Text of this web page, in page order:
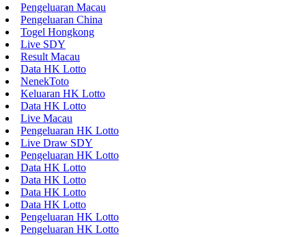
Pengeluaran Macau
Pengeluaran China
Togel Hongkong
Live SDY
Result Macau
Data HK Lotto
NenekToto
Keluaran HK Lotto
Data HK Lotto
Live Macau
Pengeluaran HK Lotto
Live Draw SDY
Pengeluaran HK Lotto
Data HK Lotto
Data HK Lotto
Data HK Lotto
Data HK Lotto
Pengeluaran HK Lotto
Pengeluaran HK Lotto